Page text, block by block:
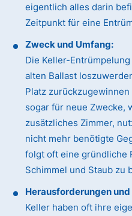
eigentlich alles darin
Zeitpunkt für eine
Zweck und Umfang:
Die Keller-
alten Ballast
Platz
sogar für neue Zwecke,
zusätzliches Zimmer,
nicht mehr benötigte
folgt oft eine gründliche
Schimmel und Staub zu
Herausforderungen
Keller haben oft ihre